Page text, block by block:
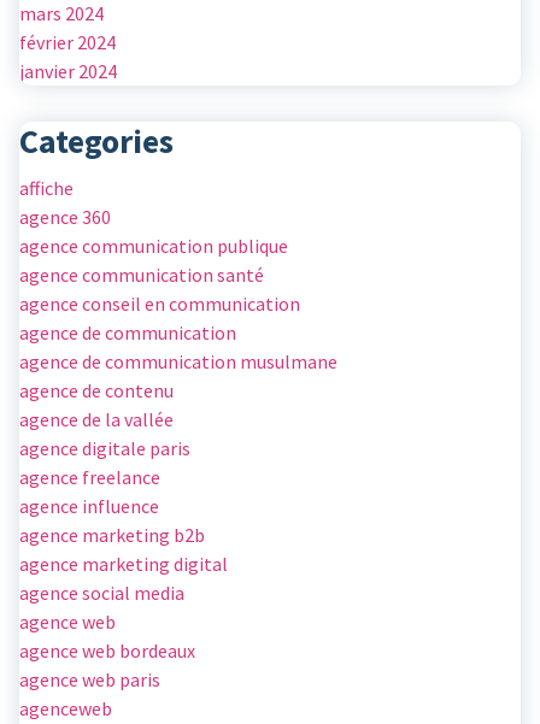
mars 2024
février 2024
janvier 2024
Categories
affiche
agence 360
agence communication publique
agence communication santé
agence conseil en communication
agence de communication
agence de communication musulmane
agence de contenu
agence de la vallée
agence digitale paris
agence freelance
agence influence
agence marketing b2b
agence marketing digital
agence social media
agence web
agence web bordeaux
agence web paris
agenceweb